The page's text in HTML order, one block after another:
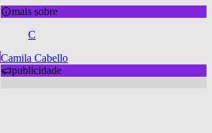
mais sobre
C
Camila Cabello
publicidade